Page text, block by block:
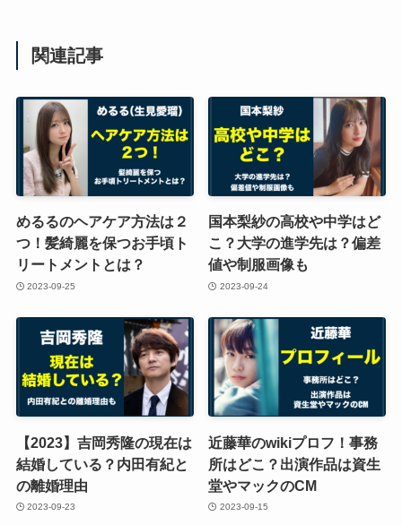
関連記事
めるるのヘアケア方法は２
つ！髪綺麗を保つお手頃ト
リートメントとは？
2023-09-25
国本梨紗の高校や中学はど
こ？大学の進学先は？偏差
値や制服画像も
2023-09-24
【2023】吉岡秀隆の現在は
結婚している？内田有紀と
の離婚理由
2023-09-23
近藤華のwikiプロフ！事務
所はどこ？出演作品は資生
堂やマックのCM
2023-09-15